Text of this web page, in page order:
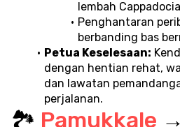
lembah
Penghantaran
berbanding bas
Petua Keselesaan:
dengan hentian rehat,
dan lawatan
perjalanan.
🏞️ Pamukkale →